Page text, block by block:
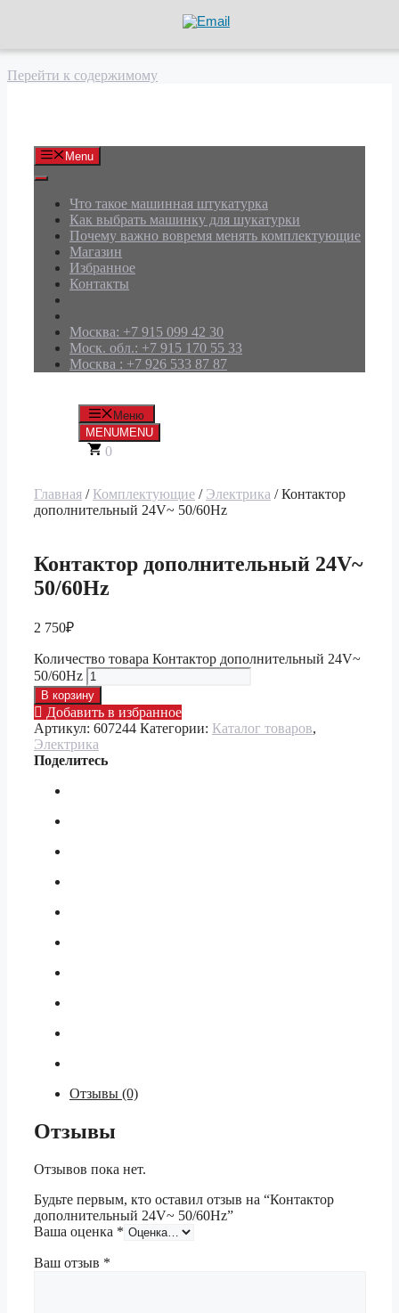
Перейти к содержимому
Menu
Что такое машинная штукатурка
Как выбрать машинку для шукатурки
Почему важно вовремя менять комплектующие
Магазин
Избранное
Контакты
Москва: +7 915 099 42 30
Моск. обл.: +7 915 170 55 33
Москва : +7 926 533 87 87
Меню
MENUMENU
0
Главная / Комплектующие / Электрика / Контактор
дополнительный 24V~ 50/60Hz
Контактор дополнительный 24V~
50/60Hz
2 750₽
Количество товара Контактор дополнительный 24V~
50/60Hz
В корзину
Добавить в избранное
Артикул: 607244 Категории: Каталог товаров,
Электрика
Поделитесь
Отзывы (0)
Отзывы
Отзывов пока нет.
Будьте первым, кто оставил отзыв на “Контактор
дополнительный 24V~ 50/60Hz”
Ваша оценка *
Ваш отзыв *